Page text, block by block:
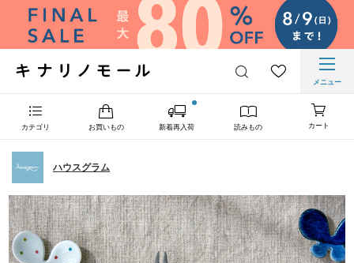
メニュー
カテゴリ お買いもの 新着再入荷 読みもの カート
ハウスグラム